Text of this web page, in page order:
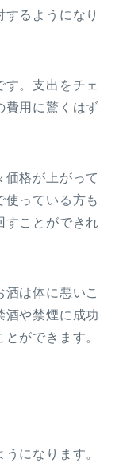
るようになり
。支出をチェ
費用に驚くはず
価格が上がって
使っている方も
すことができれ
は体に悪いこ
酒や禁煙に成功
ができます。
になります。